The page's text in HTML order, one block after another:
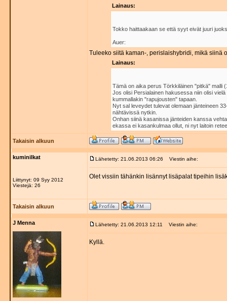
Lainaus:
Tokko haittaakaan se että syyt eivät juuri
Auer:
Tuleeko siitä kaman-, perislaishybridi, mikä siinä
Lainaus:
Tämä on aika perus Törkkiläinen "pitkä" malli
Jos olisi Persialainen hakusessa niin olisi
kummallakin "rapujousten" tapaan.
Nyt sal leveydet tulevat olemaan jänteineen
nähtävissä nytkin.
Onhan siinä kasanissa jänteiden kanssa
ekassa ei kasankulmaa ollut, ni nyt laitoin
Takaisin alkuun
kuminilkat
Liittynyt: 09 Syy 2012
Viestejä: 26
Lähetetty: 21.06.2013 06:26 Viestin aihe:
Olet vissiin tähänkin lisännyt lisäpalat tipeihin
Takaisin alkuun
J Menna Lähetetty: 21.06.2013 12:11 Viestin aihe:
Kyllä.